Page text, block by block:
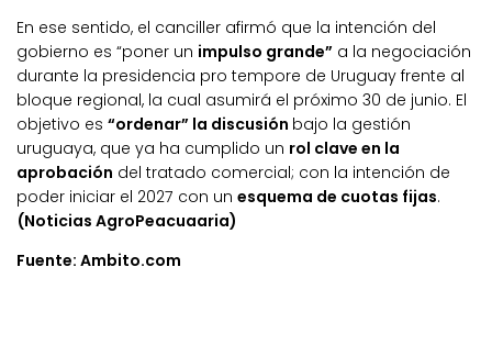
En ese sentido, el canciller afirmó que la intención del
gobierno es “poner un impulso grande” a la negociación
durante la presidencia pro tempore de Uruguay frente al
bloque regional, la cual asumirá el próximo 30 de junio. El
objetivo es “ordenar” la discusión bajo la gestión
uruguaya, que ya ha cumplido un rol clave en la
aprobación del tratado comercial; con la intención de
poder iniciar el 2027 con un esquema de cuotas fijas.
(Noticias AgroPeacuaaria)
Fuente: Ambito.com